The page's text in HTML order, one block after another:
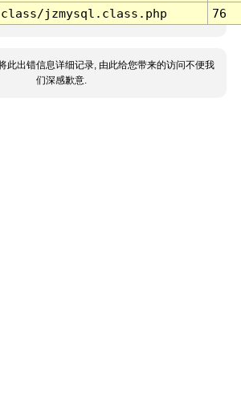
jzmysql.class.php 76
此出错信息详细记录, 由此给您带来的访问不便我
们深感歉意.